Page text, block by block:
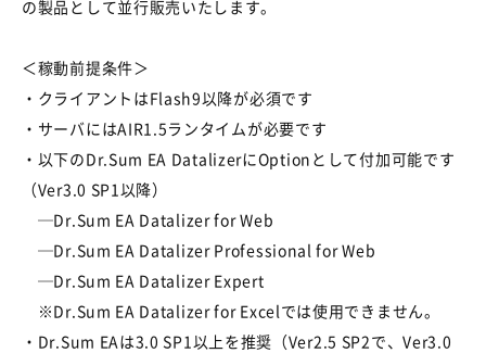
の製品として並行販売いたします。
＜稼動前提条件＞
・クライアントはFlash9以降が必須です
・サーバにはAIR1.5ランタイムが必要です
・以下のDr.Sum EA DatalizerにOptionとして付加可能です
（Ver3.0 SP1以降）
─Dr.Sum EA Datalizer for Web
─Dr.Sum EA Datalizer Professional for Web
─Dr.Sum EA Datalizer Expert
※Dr.Sum EA Datalizer for Excelでは使用できません。
・Dr.Sum EAは3.0 SP1以上を推奨（Ver2.5 SP2で、Ver3.0